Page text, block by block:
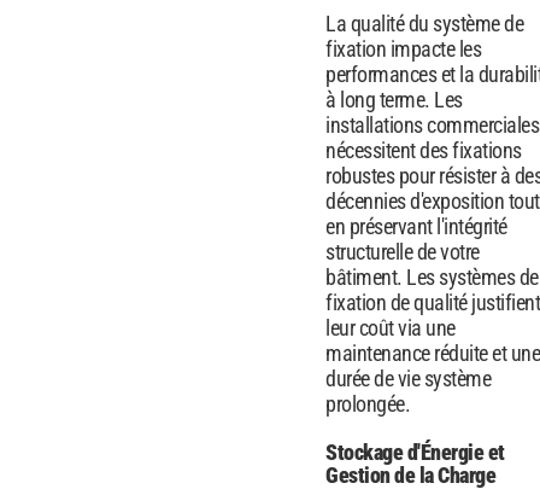
La qualité du système de
fixation impacte les
performances et la
à long terme. Les
installations commerciales
nécessitent des fixations
robustes pour résister à
décennies d'exposition tout
en préservant l'intégrité
structurelle de votre
bâtiment. Les systèmes de
fixation de qualité justifient
leur coût via une
maintenance réduite et une
durée de vie système
prolongée.
Stockage d'Énergie et
Gestion de la Charge